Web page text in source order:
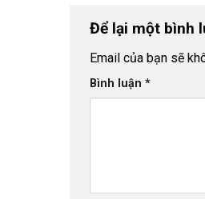
Để lại một bình
Email của bạn sẽ
Bình luận *